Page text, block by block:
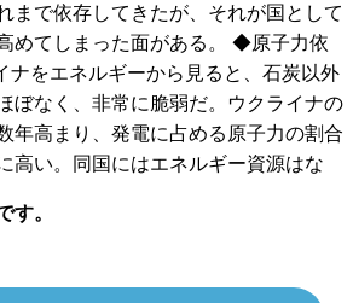
まで依存してきたが、それが国として
めてしまった面がある。 ◆原子力依
ナをエネルギーから見ると、石炭以外
ぼなく、非常に脆弱だ。ウクライナの
年高まり、発電に占める原子力の割合
高い。同国にはエネルギー資源はな
す。